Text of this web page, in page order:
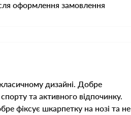
оформлення замовлення
дизайні. Добре
та активного відпочинку.
фіксує шкарпетку на нозі та не